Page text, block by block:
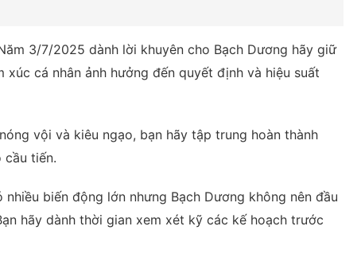
3/7/2025 dành lời khuyên cho Bạch Dương hãy giữ
xúc cá nhân ảnh hưởng đến quyết định và hiệu suất
vội và kiêu ngạo, bạn hãy tập trung hoàn thành
cầu tiến.
biến động lớn nhưng Bạch Dương không nên đầu
hãy dành thời gian xem xét kỹ các kế hoạch trước